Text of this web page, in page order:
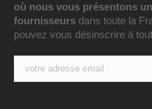
où nous vous présentons
fournisseurs dans toute la
pouvez vous désinscrire à